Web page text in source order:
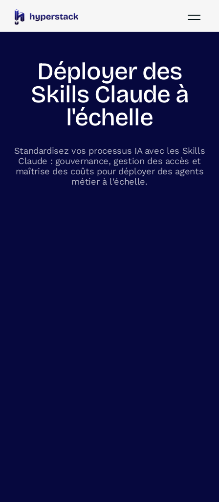
Déployer des
Skills Claude à
l'échelle
Standardisez vos processus IA avec les Skills
Claude : gouvernance, gestion des accès et
maîtrise des coûts pour déployer des agents
métier à l'échelle.